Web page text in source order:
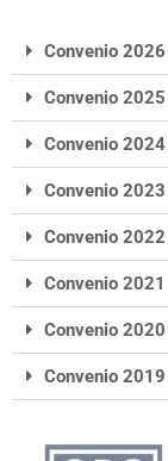
Convenio 2026
Convenio 2025
Convenio 2024
Convenio 2023
Convenio 2022
Convenio 2021
Convenio 2020
Convenio 2019